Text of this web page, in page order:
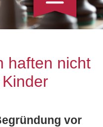
haften nicht
vor